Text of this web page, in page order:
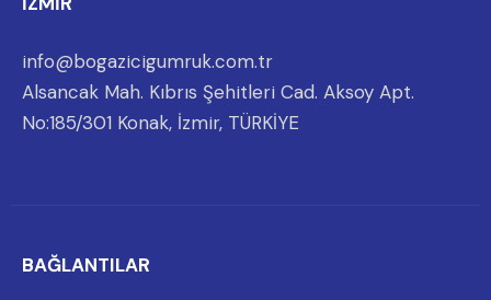
info@bogazicigumruk.com.tr
Alsancak Mah. Kıbrıs Şehitleri Cad. Aksoy Apt.
No:185/301 Konak, İzmir, TÜRKİYE
BAĞLANTILAR